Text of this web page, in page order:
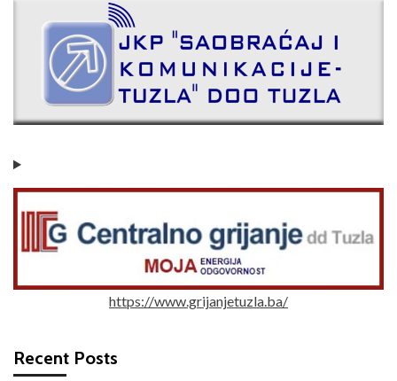
https://www.grijanjetuzla.ba/
Recent Posts